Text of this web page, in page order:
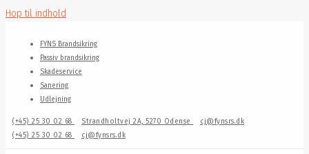
Hop til indhold
FYNS Brandsikring
Passiv brandsikring
Skadeservice
Sanering
Udlejning
(+45) 25 30 02 68 Strandholtvej 2A, 5270 Odense
cj@fynsrs.dk
(+45) 25 30 02 68
cj@fynsrs.dk